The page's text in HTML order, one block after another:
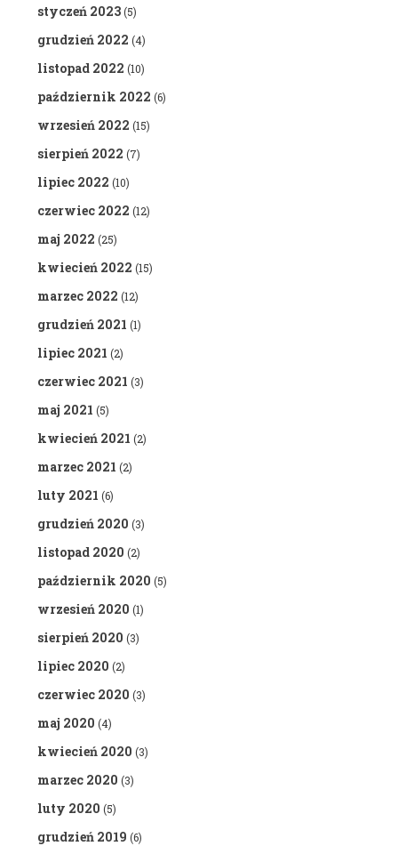
styczeń 2023(5)
grudzień 2022 (4)
listopad 2022 (10)
październik 2022 (6)
wrzesień 2022 (15)
sierpień 2022 (7)
lipiec 2022 (10)
czerwiec 2022 (12)
maj 2022 (25)
kwiecień 2022 (15)
marzec 2022 (12)
grudzień 2021 (1)
lipiec 2021 (2)
czerwiec 2021 (3)
maj 2021 (5)
kwiecień 2021 (2)
marzec 2021 (2)
luty 2021 (6)
grudzień 2020 (3)
listopad 2020 (2)
październik 2020 (5)
wrzesień 2020 (1)
sierpień 2020 (3)
lipiec 2020 (2)
czerwiec 2020 (3)
maj 2020 (4)
kwiecień 2020 (3)
marzec 2020 (3)
luty 2020 (5)
grudzień 2019 (6)